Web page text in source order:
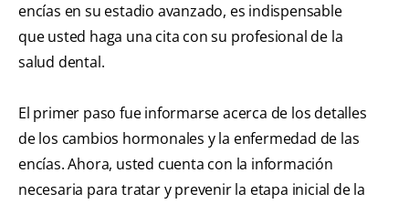
encías en su estadio avanzado, es indispensable
que usted haga una cita con su profesional de la
salud dental.
El primer paso fue informarse acerca de los detalles
de los cambios hormonales y la enfermedad de las
encías. Ahora, usted cuenta con la información
necesaria para tratar y prevenir la etapa inicial de la